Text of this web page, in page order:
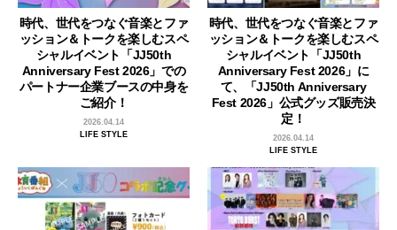
時代、世代をつなぐ音楽とファ
ッション＆トークを楽しむスペ
シャルイベント「JJ50th
Anniversary Fest 2026」での
パートナー企業ブースの中身を
ご紹介！
2026.04.14
LIFE STYLE
時代、世代をつなぐ音楽とファ
ッション＆トークを楽しむスペ
シャルイベント「JJ50th
Anniversary Fest 2026」に
て、「JJ50th Anniversary
Fest 2026」公式グッズ販売決
定！
2026.04.14
LIFE STYLE